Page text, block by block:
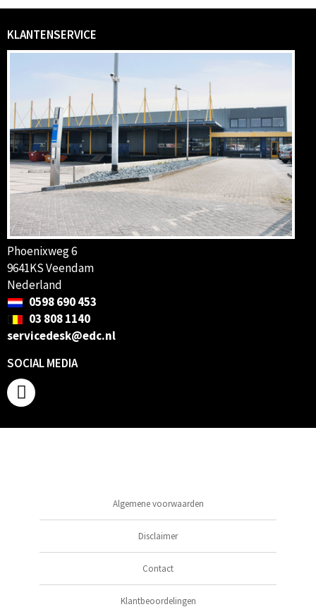
KLANTENSERVICE
Phoenixweg 6
9641KS Veendam
Nederland
0598 690 453
03 808 1140
servicedesk@edc.nl
SOCIAL MEDIA
Algemene voorwaarden
Disclaimer
Contact
Klantbeoordelingen